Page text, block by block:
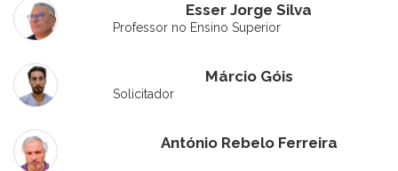
Esser Jorge Silva
Professor no Ensino Superior
Márcio Góis
Solicitador
António Rebelo Ferreira